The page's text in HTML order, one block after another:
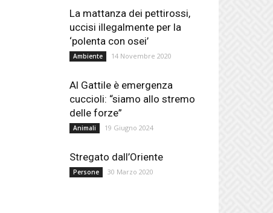
La mattanza dei pettirossi,
uccisi illegalmente per la
‘polenta con osei’
Ambiente 14 Novembre 2020
Al Gattile è emergenza
cuccioli: “siamo allo stremo
delle forze”
Animali 19 Giugno 2024
Stregato dall’Oriente
Persone 30 Marzo 2020